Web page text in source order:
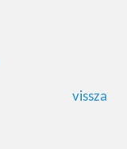
vissza